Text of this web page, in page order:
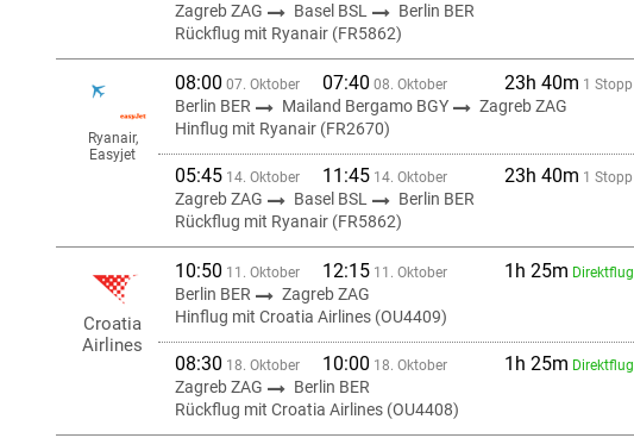
Zagreb ZAG Basel BSL
Berlin BER
Rückflug mit Ryanair (FR5862)
08:00 07. Oktober 07:40 08. Oktober 23h 40m 1 Stopp
Berlin BER Mailand Bergamo BGY
Zagreb ZAG
Hinflug mit Ryanair (FR2670)
05:45 14. Oktober 11:45 14. Oktober 23h 40m 1 Stopp
Zagreb ZAG Basel BSL
Berlin BER
Rückflug mit Ryanair (FR5862)
Ryanair,
Easyjet
10:50 11. Oktober 12:15 11. Oktober 1h 25m Direktflug
Berlin BER
Zagreb ZAG
Hinflug mit Croatia Airlines (OU4409)
08:30 18. Oktober 10:00 18. Oktober 1h 25m Direktflug
Zagreb ZAG
Berlin BER
Rückflug mit Croatia Airlines (OU4408)
Croatia
Airlines